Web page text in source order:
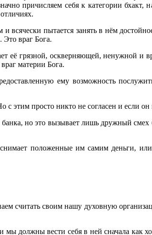
причисляем себя к категории
всячески пытается занять в нём
враг Бога.
её грязной, оскверняющей, ненужной и
материи Бога.
ему возможность
этим просто никто не согласен и если
но это вызывает лишь дружный
положенные им самим деньги,
считать своим нашу духовную
должны вести себя в ней сначала как